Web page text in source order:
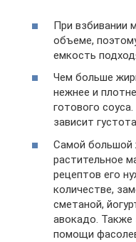
При взбивании
объеме,
емкость
Чем больше
нежнее и
готового
зависит
Самой большой
растительное
рецептов его
количестве,
сметаной,
авокадо. Также
помощи